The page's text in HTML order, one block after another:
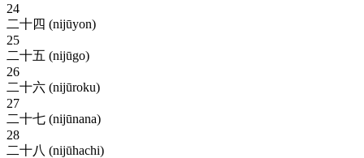
24
二十四 (nijūyon)
25
二十五 (nijūgo)
26
二十六 (nijūroku)
27
二十七 (nijūnana)
28
二十八 (nijūhachi)